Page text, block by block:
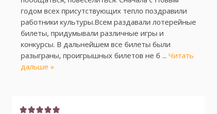
годом всех присутствующих тепло поздравили
работники культуры.Всем раздавали лотерейные
билеты, придумывали различные игры и
конкурсы. В дальнейшем все билеты были
разыграны, проигрышных билетов не б ... Читать
дальше »